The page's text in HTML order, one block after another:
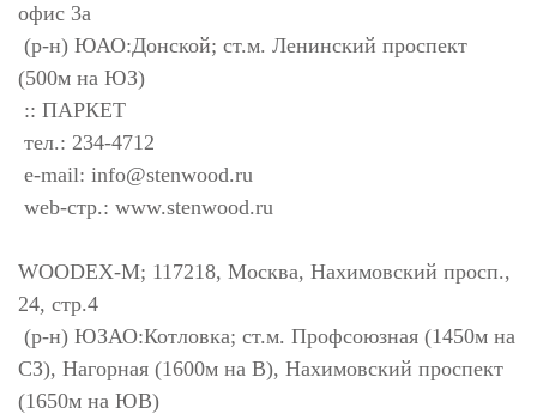
офис 3а
(р-н) ЮАО:Донской; ст.м. Ленинский проспект
(500м на ЮЗ)
:: ПАРКЕТ
тел.: 234-4712
e-mail: info@stenwood.ru
web-стр.: www.stenwood.ru
WOODEX-M; 117218, Москва, Нахимовский просп.,
24, стр.4
(р-н) ЮЗАО:Котловка; ст.м. Профсоюзная (1450м на
СЗ), Нагорная (1600м на В), Нахимовский проспект
(1650м на ЮВ)